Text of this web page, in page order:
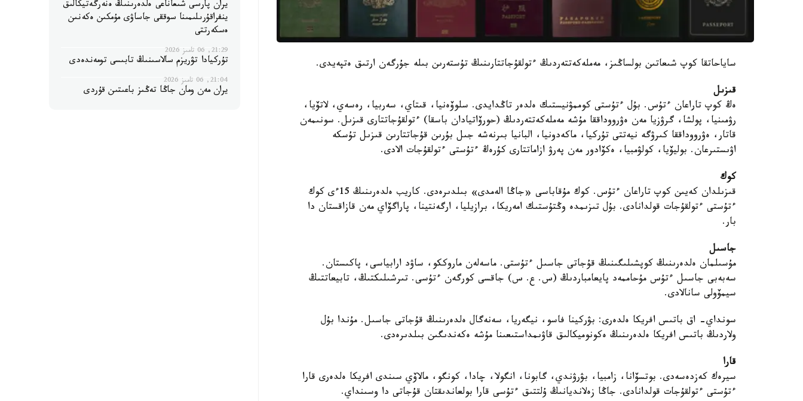
ساياحاتقا كوپ شىعاتىن بولساڭىز، مەملەكەتتەردىڭ ءتولقۇجاتتارىنىڭ تۇستەرىن بىلە جۇرگەن ارتىق ەتپەيدى.
قىزىل
ەڭ كوپ تاراعان ءتۇس. بۇل ءتۇستى كوممۋنيستىك ەلدەر تاڭدايدى. سلوۆەنيا، قىتاي، سەربيا، رەسەي، لاتۆيا،
رۋمىنيا، پولشا، گرۋزيا مەن ەۋرووداققا مۇشە مەملەكەتتەردىڭ (حورۆاتيادان باسقا) ءتولقۇجاتتارى قىزىل. سونىمەن
قاتار، ەۋرووداققا كىرۋگە نيەتتى تۇركيا، ماكەدونيا، البانيا بىرنەشە جىل بۇرىن قۇجاتتارىن قىزىل تۇسكە
اۋىستىرعان. بوليۆيا، كولۋمبيا، ەكۆادور مەن پەرۋ ازاماتتارى كۇرەڭ ءتۇستى ءتولقۇجات الادى.
كوك
قىزىلدان كەيىن كوپ تاراعان ءتۇس. كوك مۇقاباسى «جاڭا الەمدى» بىلدىرەدى. كاريب ەلدەرىنىڭ 15ءى كوك
ءتۇستى ءتولقۇجات قولدانادى. بۇل تىزىمدە وڭتۇستىك امەريكا، برازيليا، ارگەنتينا، پاراگۆاي مەن قازاقستان دا
بار.
جاسىل
مۇسىلمان ەلدەرىنىڭ كوپشىلىگىنىڭ قۇجاتى جاسىل ءتۇستى. ماسەلەن ماروككو، ساۋد ارابياسى، پاكىستان.
سەبەبى جاسىل ءتۇس مۇحاممەد پايعامباردىڭ (س. ع. س) جاقسى كورگەن ءتۇسى. تىرشىلىكتىڭ، تابيعاتتىڭ
سيمۆولى سانالادى.
سونداي- اق باتىس افريكا ەلدەرى: بۋركينا فاسو، نيگەريا، سەنەگال ەلدەرىنىڭ قۇجاتى جاسىل. مۇندا بۇل
ولاردىڭ باتىس افريكا ەلدەرىنىڭ ەكونوميكالىق قاۋىمداستىعىنا مۇشە ەكەندىگىن بىلدىرەدى.
قارا
سيرەك كەزدەسەدى. بوتسۆانا، زامبيا، بۋرۋندي، گابونا، انگولا، چادا، كونگو، مالاۆي سىندى افريكا ەلدەرى قارا
ءتۇستى ءتولقۇجات قولدانادى. جاڭا زەلانديانىڭ ۇلتتىق ءتۇسى قارا بولعاندىقتان قۇجاتى دا وسىنداي.
يران پارسى شىعاناعى ەلدەرىنىڭ ەنەرگەتيكالىق
ينفراقۇرىلىمىنا سوققى جاساۋى مۇمكىن ەكەنىن
ەسكەرتتى
21:29, 06 تامىز 2026
تۇركيادا تۋريزم سالاسىنىڭ تابىسى تومەندەدى
21:04, 06 تامىز 2026
يران مەن ومان جاڭا تەڭىز باعىتىن قۇردى